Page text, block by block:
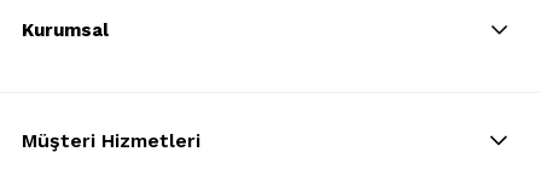
Kurumsal
Müşteri Hizmetleri